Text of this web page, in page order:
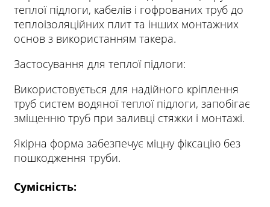
теплої підлоги, кабелів і гофрованих труб до
теплоізоляційних плит та інших монтажних
основ з використанням такера.
Застосування для теплої підлоги:
Використовується для надійного кріплення
труб систем водяної теплої підлоги, запобігає
зміщенню труб при заливці стяжки і монтажі.
Якірна форма забезпечує міцну фіксацію без
пошкодження труби.
Сумісність: